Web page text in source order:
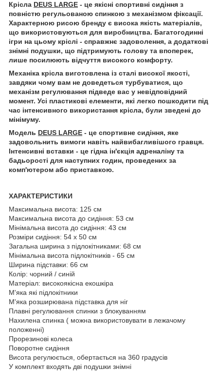
Крісла DEUS LARGE - це якісні спортивні сидіння з
повністю регульованою спинкою з механізмом фіксації.
Характерною рисою бренду є висока якість матеріалів,
що використовуються для виробництва. Багатогодинні
ігри на цьому кріслі - справжнє задоволення, а додаткові
знімні подушки, що підтримують голову та впоперек,
лише посилюють відчуття високого комфорту.
Механіка крісла виготовлена із сталі високої якості,
завдяки чому вам не доведеться турбуватися, що
механізм регулювання підведе вас у невідповідний
момент. Усі пластикові елементи, які легко пошкодити під
час інтенсивного використання крісла, були зведені до
мінімуму.
Модель DEUS LARGE - це спортивне сидіння, яке
задовольнить вимоги навіть найвибагливішого гравця.
Інтенсивні вставки - це гідна ін'єкція адреналіну та
бадьорості для наступних годин, проведених за
комп'ютером або приставкою.
ХАРАКТЕРИСТИКИ
Максимальна висота: 125 см
Максимальна висота до сидіння: 53 см
Мінімальна висота до сидіння: 43 см
Розміри сидіння: 54 х 50 см
Загальна ширина з підлокітниками: 68 см
Мінімальна висота підлокітників - 65 см
Ширина підставки: 66 см
Колір: чорний / синій
Матеріал: високоякісна екошкіра
М'яка які підлокітники
М'яка розширювана підставка для ніг
Плавні регулювання спинки з блокуванням
Нахилена спинка ( можна використовувати в лежачому
положенні)
Прорезинові колеса
Поворотне сидіння
Висота регулюється, обертається на 360 градусів
У комплект входять дві подушки знімні